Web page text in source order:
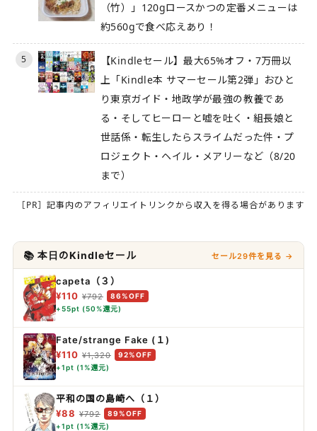
（竹）」120gロースかつの定番メニューは
約560gで食べ応えあり！
5
【Kindleセール】最大65%オフ・7万冊以
上「Kindle本 サマーセール第2弾」おひと
り東京ガイド・地政学が最強の教養であ
る・そしてヒーローと嘘を吐く・組長娘と
世話係・転生したらスライムだった件・プ
ロジェクト・ヘイル・メアリーなど（8/20
まで）
［PR］記事内のアフィリエイトリンクから収入を得る場合があります
📚 本日のKindleセール セール29件を見る →
capeta（３）
¥110 ¥792
86%OFF
+55pt (50%還元)
Fate/strange Fake (１)
¥110 ¥1,320
92%OFF
+1pt (1%還元)
平和の国の島崎へ（１）
¥88 ¥792
89%OFF
+1pt (1%還元)